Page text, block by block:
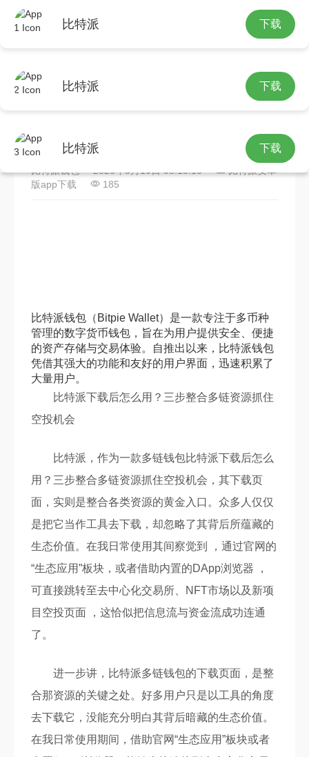
比特派 下载
比特派 下载
比特派 下载
整合多链资源抓住空投机会
比特派钱包 2026年3月10日 08:18:10
比特派安卓
版app下载
185
比特派钱包（Bitpie Wallet）是一款专注于多币种
管理的数字货币钱包，旨在为用户提供安全、便捷
的资产存储与交易体验。自推出以来，比特派钱包
凭借其强大的功能和友好的用户界面，迅速积累了
大量用户。
比特派下载后怎么用？三步整合多链资源抓住
空投机会
比特派，作为一款多链钱包比特派下载后怎么
用？三步整合多链资源抓住空投机会，其下载页
面，实则是整合各类资源的黄金入口。众多人仅仅
是把它当作工具去下载，却忽略了其背后所蕴藏的
生态价值。在我日常使用其间察觉到 ，通过官网的
“生态应用”板块，或者借助内置的DApp浏览器 ，
可直接跳转至去中心化交易所、NFT市场以及新项
目空投页面 ，这恰似把信息流与资金流成功连通
了。
进一步讲，比特派多链钱包的下载页面，是整
合那资源的关键之处。好多用户只是以工具的角度
去下载它，没能充分明白其背后暗藏的生态价值。
在我日常使用期间，借助官网“生态应用”板块或者